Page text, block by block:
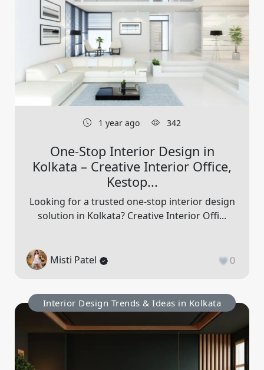
1 year ago 342
One-Stop Interior Design in
Kolkata – Creative Interior Office,
Kestop...
Looking for a trusted one-stop interior design
solution in Kolkata? Creative Interior Offi...
Misti Patel 0
Interior Design Trends & Ideas in Kolkata